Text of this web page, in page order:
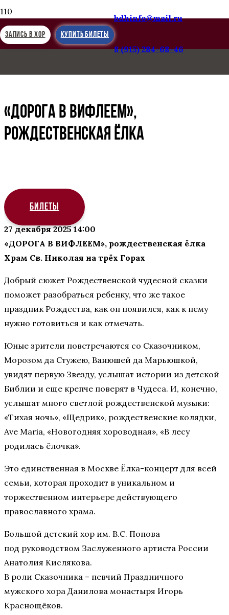
ЗАПИСЬ В ХОР КУПИТЬ БИЛЕТЫ
bdhinfo@mail.ru
8 (915) 284-68-46
Следующая запись
«ДОРОГА В ВИФЛЕЕМ»,
рождественская ёлка
БИЛЕТЫ
27 декабря 2025 14:00
«ДОРОГА В ВИФЛЕЕМ», рождественская ёлка
Храм Св. Николая на трёх Горах
Добрый сюжет Рождественской чудесной сказки
поможет разобраться ребенку, что же такое
праздник Рождества, как он появился, как к нему
нужно готовиться и как отмечать.
Юные зрители повстречаются со Сказочником,
Морозом да Стужею, Ванюшей да Марьюшкой,
увидят первую Звезду, услышат истории из детской
Библии и еще крепче поверят в Чудеса. И, конечно,
услышат много светлой рождественской музыки:
«Тихая ночь», «Щедрик», рождественские колядки,
Ave Maria, «Новогодняя хороводная», «В лесу
родилась ёлочка».
Это единственная в Москве Ёлка-концерт для всей
семьи, которая проходит в уникальном и
торжественном интерьере действующего
православного храма.
Большой детский хор им. В.С. Попова
под руководством Заслуженного артиста России
Анатолия Кислякова.
В роли Сказочника – певчий Праздничного
мужского хора Данилова монастыря Игорь
Краснощёков.